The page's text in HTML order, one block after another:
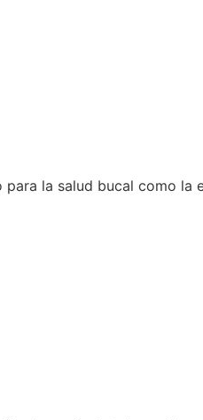
la salud bucal como la